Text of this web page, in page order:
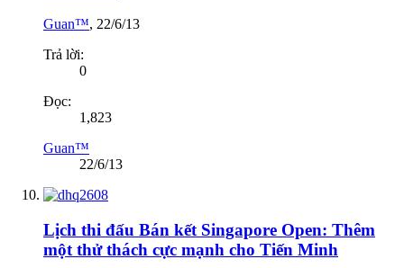
Guan™, 22/6/13
Trả lời:
0
Đọc:
1,823
Guan™
22/6/13
Lịch thi đấu Bán kết Singapore Open: Thêm
một thử thách cực mạnh cho Tiến Minh